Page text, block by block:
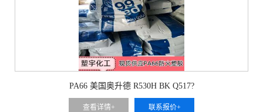
PA66 美国奥升德 R530H BK Q517?
查看详情+ 联系报价+